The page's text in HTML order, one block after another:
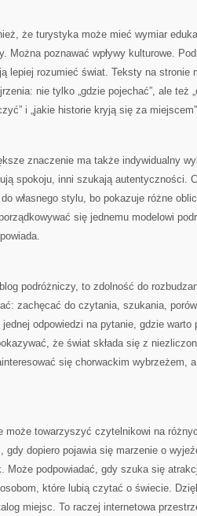
że turystyka może mieć wymiar
Można poznawać wpływy kulturowe.
lepiej rozumieć świat. Teksty na stronie
nie tylko „gdzie pojechać”, ale też
i „jakie historie kryją się za
znaczenie ma także indywidualny
spokoju, inni szukają autentyczności.
własnego stylu, bo pokazuje różne
się jednemu modelowi
podróżniczy, to zdolność do
zachęcać do czytania, szukania,
odpowiedzi na pytanie, gdzie warto
że świat składa się z
się chorwackim wybrzeżem,
może towarzyszyć czytelnikowi na
gdy dopiero pojawia się marzenie o
Może podpowiadać, gdy szuka się
które lubią czytać o świecie.
miejsc. To raczej internetowa